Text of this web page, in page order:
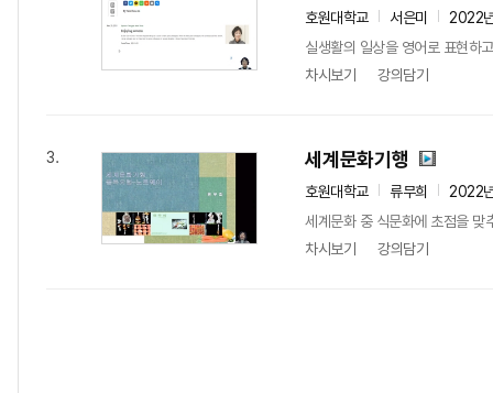
호원대학교 서은미
2022
실생활의 일상을 영어로 표현하
차시보기
강의담기
3. 세계문화기행
호원대학교 류무희
2022
세계문화 중 식문화에 초점을
차시보기
강의담기